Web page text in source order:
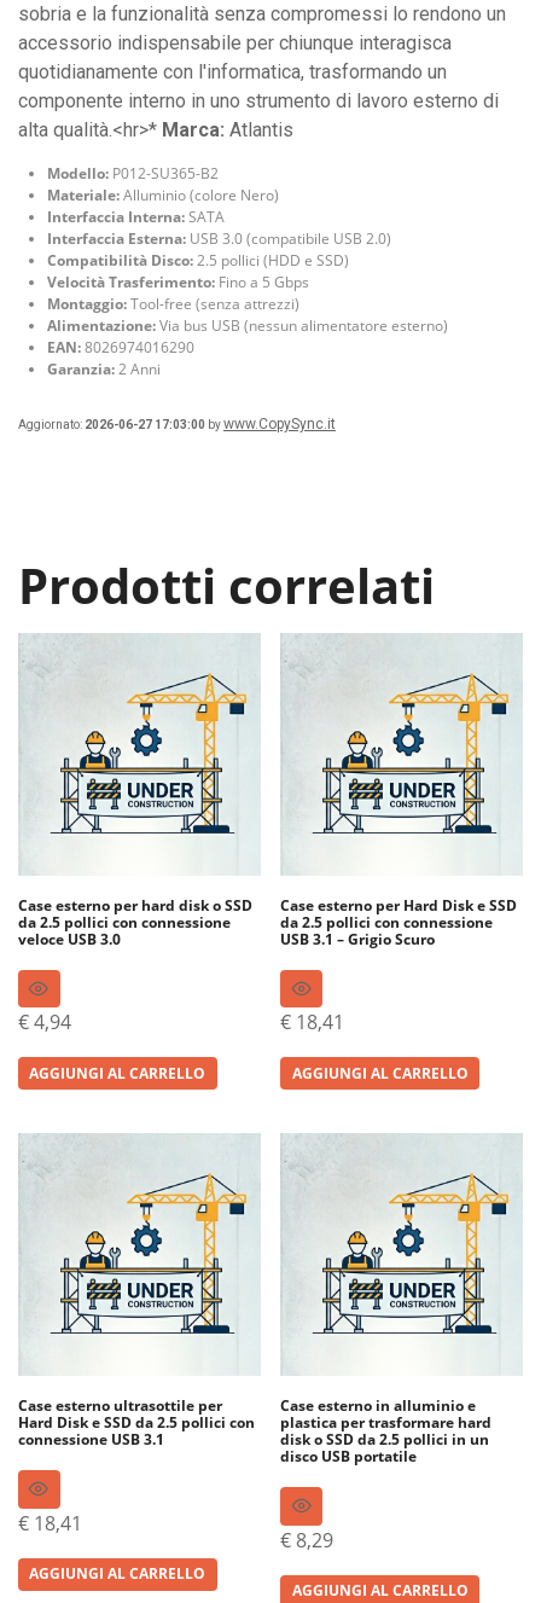
sobria e la funzionalità senza compromessi lo rendono un
accessorio indispensabile per chiunque interagisca
quotidianamente con l'informatica, trasformando un
componente interno in uno strumento di lavoro esterno di
alta qualità.<hr>* Marca: Atlantis
Modello: P012-SU365-B2
Materiale:Alluminio (colore Nero)
Interfaccia Interna:SATA
Interfaccia Esterna: USB 3.0 (compatibile USB 2.0)
Compatibilità Disco:2.5 pollici (HDD e SSD)
Velocità Trasferimento: Fino a 5 Gbps
Montaggio:Tool-free (senza attrezzi)
Alimentazione:Via bus USB (nessun alimentatore esterno)
EAN:8026974016290
Garanzia:2 Anni
Aggiornato: 2026-06-27 17:03:00 bywww.CopySync.it
Prodotti correlati
Case esterno per hard disk o SSD
da 2.5 pollici con connessione
veloce USB 3.0
€4,94
AGGIUNGI AL CARRELLO
Case esterno per Hard Disk e SSD
da 2.5 pollici con connessione
USB 3.1 – Grigio Scuro
€ 18,41
AGGIUNGI AL CARRELLO
Case esterno ultrasottile per
Hard Disk e SSD da 2.5 pollici con
connessione USB 3.1
€ 18,41
AGGIUNGI AL CARRELLO
Case esterno in alluminio e
plastica per trasformare hard
disk o SSD da 2.5 pollici in un
disco USB portatile
€ 8,29
AGGIUNGI AL CARRELLO